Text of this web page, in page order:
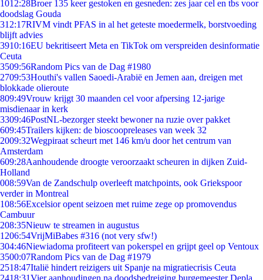
1012:28Broer 135 keer gestoken en gesneden: zes jaar cel en tbs voor
doodslag Gouda
312:17RIVM vindt PFAS in al het geteste moedermelk, borstvoeding
blijft advies
3910:16EU bekritiseert Meta en TikTok om verspreiden desinformatie
Ceuta
3509:56Random Pics van de Dag #1980
2709:53Houthi's vallen Saoedi-Arabië en Jemen aan, dreigen met
blokkade olieroute
809:49Vrouw krijgt 30 maanden cel voor afpersing 12-jarige
misdienaar in kerk
3309:46PostNL-bezorger steekt bewoner na ruzie over pakket
609:45Trailers kijken: de bioscoopreleases van week 32
2009:32Wegpiraat scheurt met 146 km/u door het centrum van
Amsterdam
609:28Aanhoudende droogte veroorzaakt scheuren in dijken Zuid-
Holland
008:59Van de Zandschulp overleeft matchpoints, ook Griekspoor
verder in Montreal
108:56Excelsior opent seizoen met ruime zege op promovendus
Cambuur
208:35Nieuw te streamen in augustus
1206:54VrijMiBabes #316 (not very sfw!)
304:46Niewiadoma profiteert van pokerspel en grijpt geel op Ventoux
3500:07Random Pics van de Dag #1979
2518:47Italië hindert reizigers uit Spanje na migratiecrisis Ceuta
2418:31Vier aanhoudingen na doodsbedreiging burgemeester Depla